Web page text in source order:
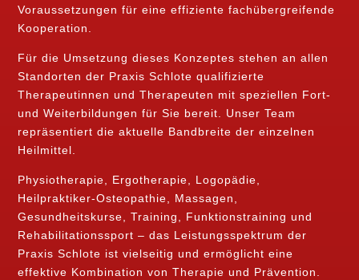
Voraussetzungen für eine effiziente fachübergreifende
Kooperation.
Für die Umsetzung dieses Konzeptes stehen an allen
Standorten der Praxis Schlote qualifizierte
Therapeutinnen und Therapeuten mit speziellen Fort-
und Weiterbildungen für Sie bereit. Unser Team
repräsentiert die aktuelle Bandbreite der einzelnen
Heilmittel.
Physiotherapie, Ergotherapie, Logopädie,
Heilpraktiker-Osteopathie, Massagen,
Gesundheitskurse, Training, Funktionstraining und
Rehabilitationssport – das Leistungsspektrum der
Praxis Schlote ist vielseitig und ermöglicht eine
effektive Kombination von Therapie und Prävention.